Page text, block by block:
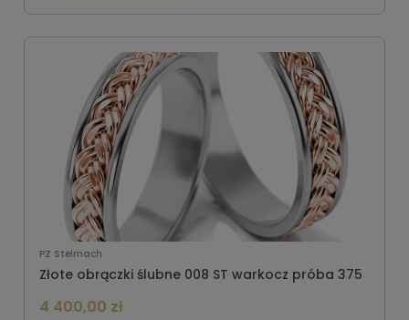
PZ Stelmach
Złote obrączki ślubne 008 ST warkocz próba 375
4 400,00 zł